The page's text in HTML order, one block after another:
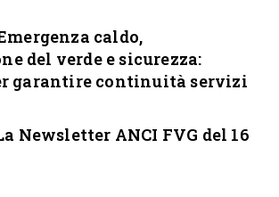
caldo,
del verde e sicurezza:
garantire continuità servizi
Newsletter ANCI FVG del 16